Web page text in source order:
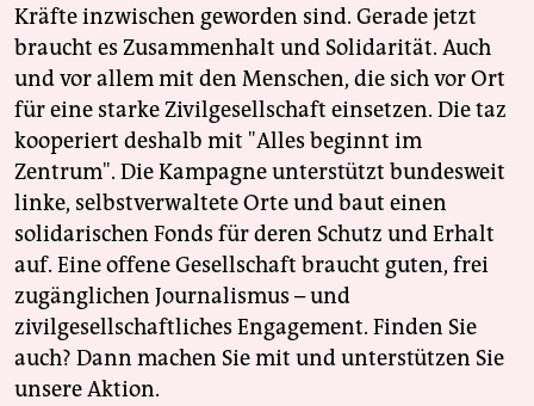
Kräfte inzwischen geworden sind. Gerade jetzt
braucht es Zusammenhalt und Solidarität. Auch
und vor allem mit den Menschen, die sich vor Ort
für eine starke Zivilgesellschaft einsetzen. Die taz
kooperiert deshalb mit "Alles beginnt im
Zentrum". Die Kampagne unterstützt bundesweit
linke, selbstverwaltete Orte und baut einen
solidarischen Fonds für deren Schutz und Erhalt
auf. Eine offene Gesellschaft braucht guten, frei
zugänglichen Journalismus – und
zivilgesellschaftliches Engagement. Finden Sie
auch? Dann machen Sie mit und unterstützen Sie
unsere Aktion.